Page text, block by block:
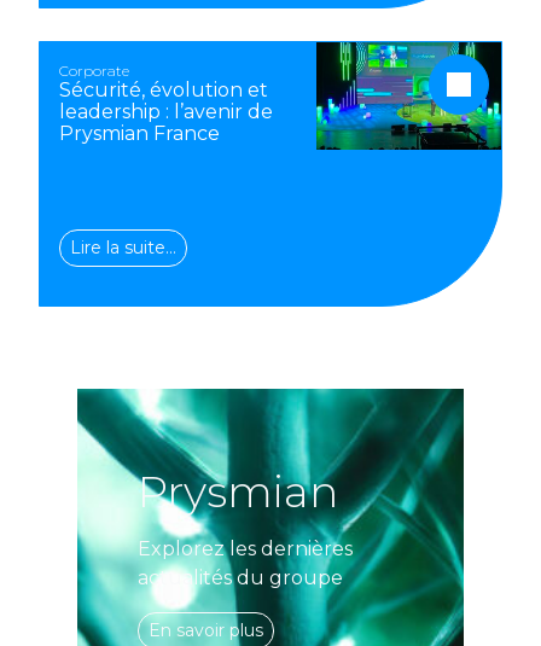
Corporate
Sécurité, évolution et
leadership : l’avenir de
Prysmian France
Lire la suite…
Prysmian
Explorez les dernières
actualités du groupe
En savoir plus